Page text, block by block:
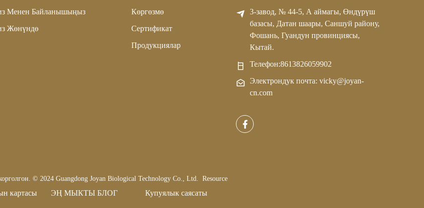
Менен Байланышыңыз
Жөнүндө
Көргөзмө
Сертификат
Продукциялар
3-завод, № 44-5, А аймагы, Өндүрүш
базасы, Датан шаары, Саншуй району,
Фошань, Гуандун провинциясы,
Кытай.
Телефон:8613826059902
Электрондук почта: vicky@joyan-
cn.com
© 2024 Guangdong Joyan Biological Technology Co., Ltd. Resource
картасы ЭҢ МЫКТЫ БЛОГ Купуялык саясаты